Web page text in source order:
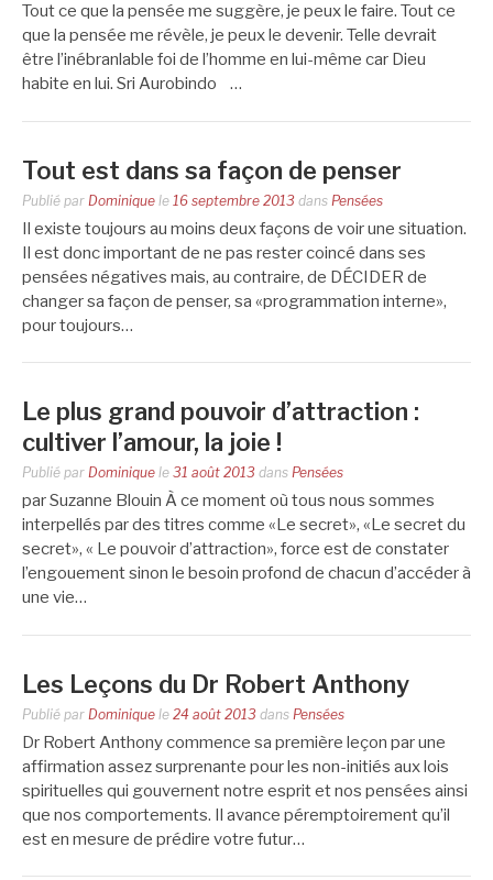
Tout ce que la pensée me suggère, je peux le faire. Tout ce
que la pensée me révèle, je peux le devenir. Telle devrait
être l’inébranlable foi de l’homme en lui-même car Dieu
habite en lui. Sri Aurobindo …
Tout est dans sa façon de penser
Publié par Dominique le 16 septembre 2013 dans Pensées
Il existe toujours au moins deux façons de voir une situation.
Il est donc important de ne pas rester coincé dans ses
pensées négatives mais, au contraire, de DÉCIDER de
changer sa façon de penser, sa «programmation interne»,
pour toujours…
Le plus grand pouvoir d’attraction :
cultiver l’amour, la joie !
Publié par Dominique le 31 août 2013 dans Pensées
par Suzanne Blouin À ce moment où tous nous sommes
interpellés par des titres comme «Le secret», «Le secret du
secret», « Le pouvoir d’attraction», force est de constater
l’engouement sinon le besoin profond de chacun d’accéder à
une vie…
Les Leçons du Dr Robert Anthony
Publié par Dominique le 24 août 2013 dans Pensées
Dr Robert Anthony commence sa première leçon par une
affirmation assez surprenante pour les non-initiés aux lois
spirituelles qui gouvernent notre esprit et nos pensées ainsi
que nos comportements. Il avance péremptoirement qu’il
est en mesure de prédire votre futur…